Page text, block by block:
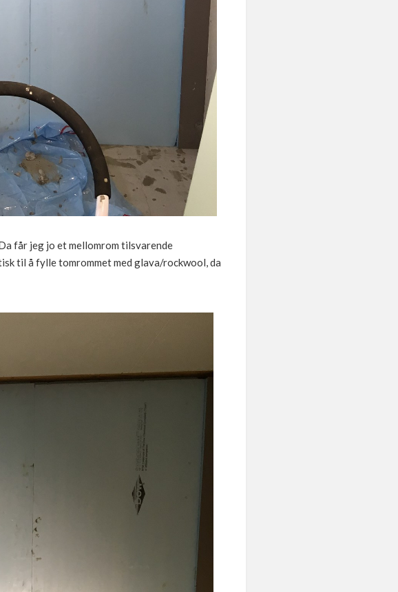
får jeg jo et mellomrom tilsvarende
til å fylle tomrommet med glava/rockwool, da